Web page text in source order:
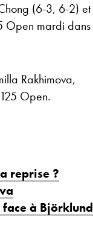
(6-3, 6-2) et
Open mardi dans
Rakhimova,
Open.
reprise ?
face à Björklund